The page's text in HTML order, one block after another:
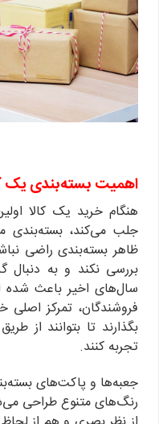
اهمیت بسته‌بندی یک
هنگام خرید یک کالا
جلب می‌کند، بسته‌بندی
ظاهر بسته‌‌بندی راضی
بررسی نکند و به دنبال
سال‌های اخیر باعث شده
فروشندگان، تمرکز
بگذارند تا بتوانند از
تجربه کنند.
جعبه‌ها و پاکت‌های
رنگ‌های متنوع طراحی